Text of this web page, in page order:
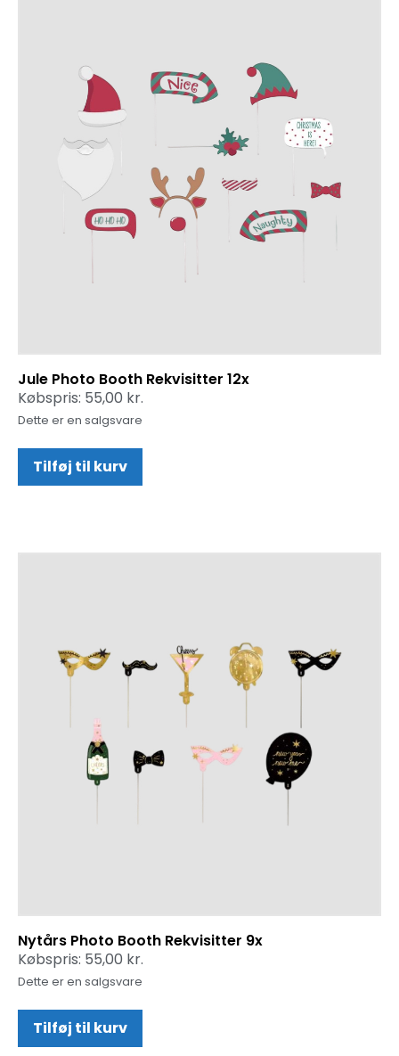
Jule Photo Booth Rekvisitter 12x
Købspris: 55,00 kr.
Dette er en salgsvare
Tilføj til kurv
Nytårs Photo Booth Rekvisitter 9x
Købspris: 55,00 kr.
Dette er en salgsvare
Tilføj til kurv